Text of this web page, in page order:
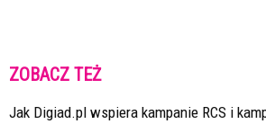
ZOBACZ TEŻ
Jak Digiad.pl wspiera kampanie RCS i